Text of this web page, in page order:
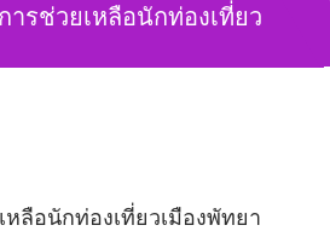
รช่วยเหลือนักท่องเที่ยว
ลือนักท่องเที่ยวเมืองพัทยา